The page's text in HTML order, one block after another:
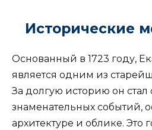
Исторические
Основанный в 1723 году,
является одним из
За долгую историю он стал
знаменательных событий,
архитектуре и облике. Это